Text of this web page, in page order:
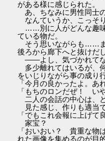
がある様に感じられた。
あ、ちなみに男性同士
なんていうか、こっそ
……別に人がどんな趣味
ている物だ。
そう思いながらも……ま
後ろから廊下へと抜けだ
――よし、気づかれてな
多少離れてはいるが、
をいじりながら事の成り
「今月の良かったよ。あ
「もちのロンだぜ！ い
二人の会話の中心は、
見た感じ、作りも適当
「でもこれ会報に上げ
家宝？
「おいおい？ 貴重な
れた画像を集めるのが目